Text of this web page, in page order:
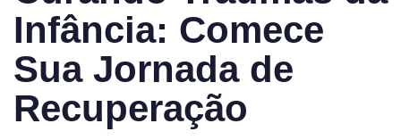
Infância: Comece
Sua Jornada de
Recuperação